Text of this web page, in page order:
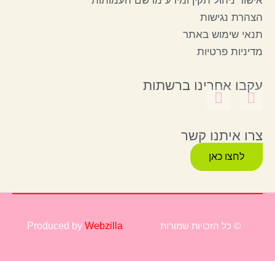
הצהרת נגישות
תנאי שימוש באתר
מדיניות פרטיות
עקבו אחרינו ברשתות
צרו איתנו קשר
לחצו כאן
© כל הזכויות שמורות Produced by Webzilla